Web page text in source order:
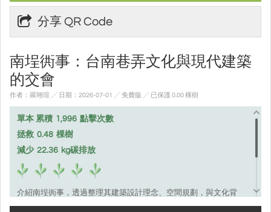
分享 QR Code
南埕衖事：台南巷弄文化與現代建築
的交會
作者：羅翊瑄 ╱ 日期：2026-07-01 ╱ 免費版 ╱ 已保護 0.00 棵樹
單本 累積 1,996 點擊次數
拯救 0.48 棵樹
減少 22.36 kg碳排放
介紹南埕衖事，透過整理其建築設計理念、空間規劃，與文化背
景，讓讀者了解台南除了傳統古蹟外，也逐漸發展出具有創意與設